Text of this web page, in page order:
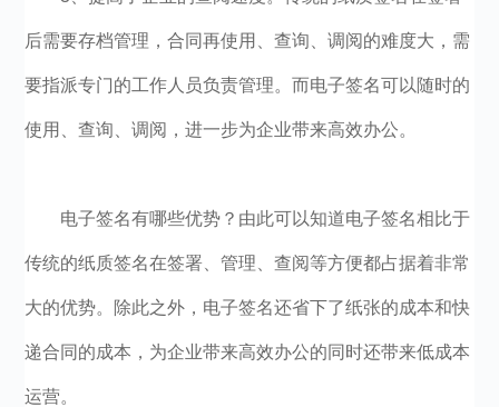
后需要存档管理，合同再使用、查询、调阅的难度大，需
要指派专门的工作人员负责管理。而电子签名可以随时的
使用、查询、调阅，进一步为企业带来高效办公。
电子签名有哪些优势？由此可以知道电子签名相比于
传统的纸质签名在签署、管理、查阅等方便都占据着非常
大的优势。除此之外，电子签名还省下了纸张的成本和快
递合同的成本，为企业带来高效办公的同时还带来低成本
运营。